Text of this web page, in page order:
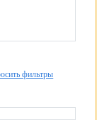
фильтры